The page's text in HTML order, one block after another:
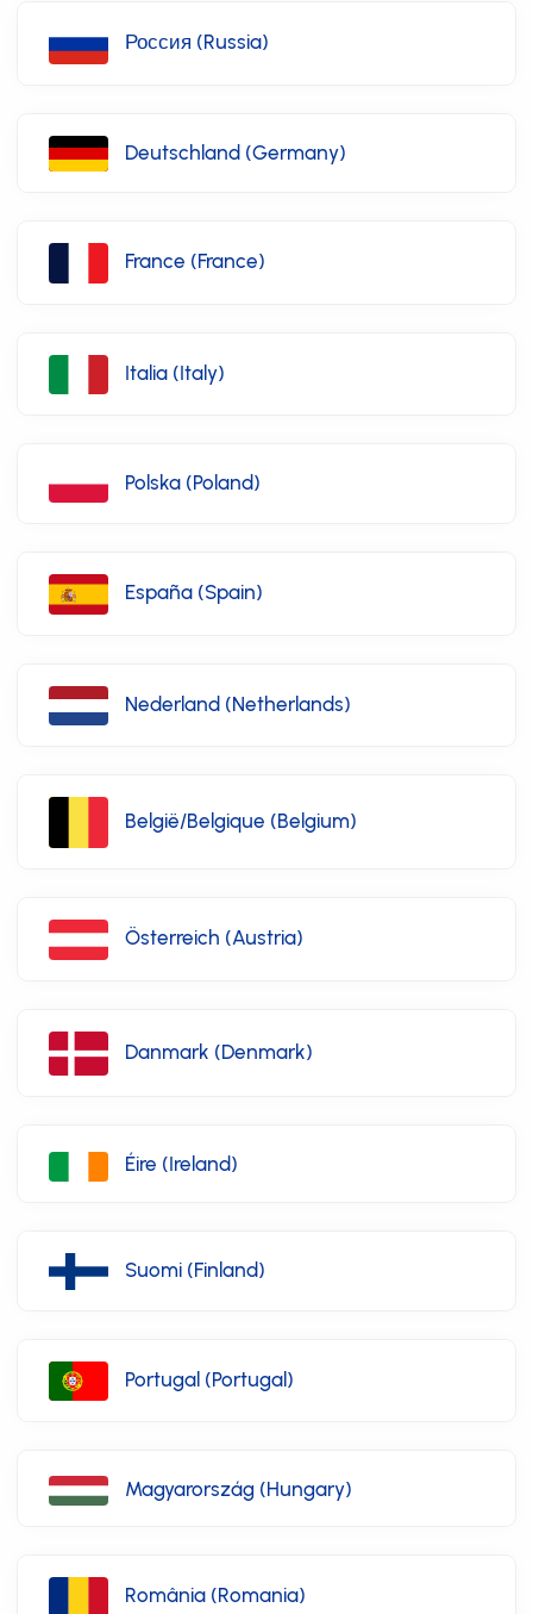
Россия (Russia)
Deutschland (Germany)
France (France)
Italia (Italy)
Polska (Poland)
España (Spain)
Nederland (Netherlands)
België/Belgique (Belgium)
Österreich (Austria)
Danmark (Denmark)
Éire (Ireland)
Suomi (Finland)
Portugal (Portugal)
Magyarország (Hungary)
România (Romania)